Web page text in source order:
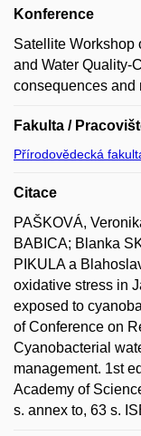
Konference
Satellite Workshop
and Water Quality-
consequences and
Fakulta /
Přírodovědecká
Citace
PAŠKOVÁ,
BABICA; Blanka
PIKULA a
oxidative stress in
exposed to
of Conference on
Cyanobacterial
management. 1st
Academy of
s. annex to, 63 s.